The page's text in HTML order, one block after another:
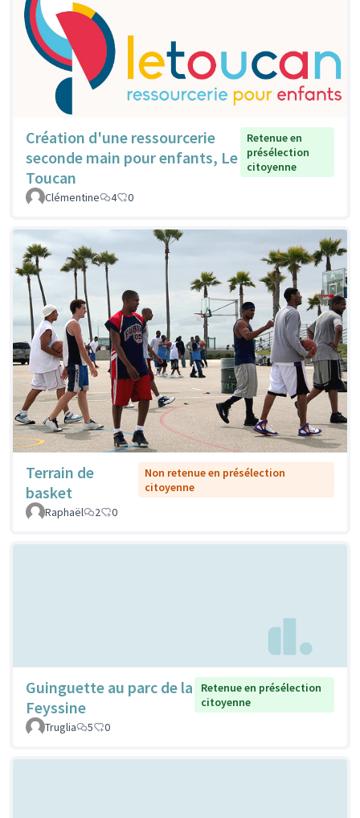
Création d'une ressourcerie
seconde main pour enfants, Le
Toucan
Retenue en
présélection
citoyenne
Clémentine 4 0
Terrain de
basket
Non retenue en présélection
citoyenne
Raphaël
2 0
Guinguette au parc de la
Feyssine
Retenue en présélection
citoyenne
Truglia
5 0